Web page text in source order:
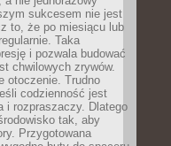
sukcesem nie jest
to, że po miesiącu lub
Taka
i pozwala budować
chwilowych zrywów.
otoczenie. Trudno
codzienność jest
i rozpraszaczy. Dlatego
tak, aby
Przygotowana